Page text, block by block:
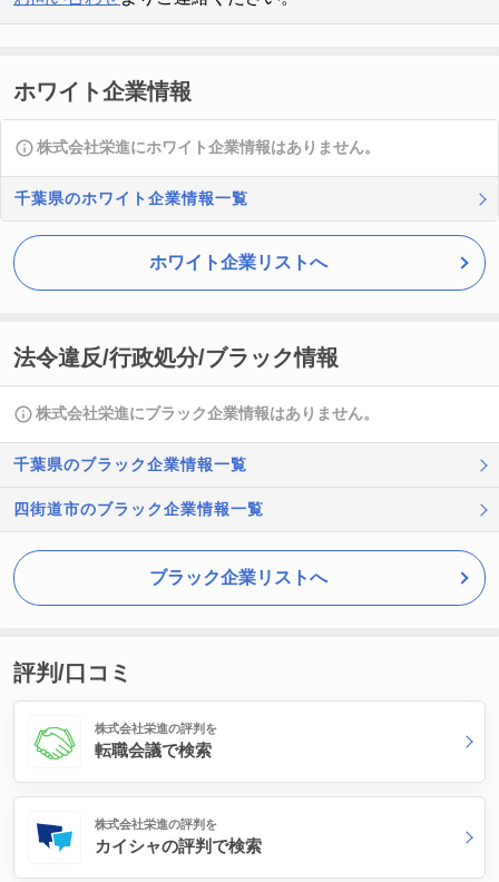
ホワイト企業情報
株式会社栄進にホワイト企業情報はありません。
千葉県のホワイト企業情報一覧
ホワイト企業リストへ
法令違反/行政処分/ブラック情報
株式会社栄進にブラック企業情報はありません。
千葉県のブラック企業情報一覧
四街道市のブラック企業情報一覧
ブラック企業リストへ
評判/口コミ
株式会社栄進の評判を
転職会議で検索
株式会社栄進の評判を
カイシャの評判で検索